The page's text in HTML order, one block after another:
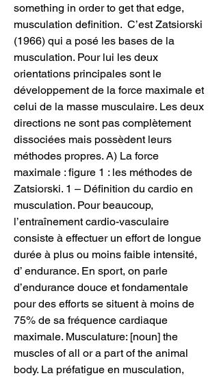
something in order to get that edge,
musculation definition.  C’est Zatsiorski
(1966) qui a posé les bases de la
musculation. Pour lui les deux
orientations principales sont le
développement de la force maximale et
celui de la masse musculaire. Les deux
directions ne sont pas complètement
dissociées mais possèdent leurs
méthodes propres. A) La force
maximale : figure 1 : les méthodes de
Zatsiorski. 1 – Définition du cardio en
musculation. Pour beaucoup,
l’entraînement cardio-vasculaire
consiste à effectuer un effort de longue
durée à plus ou moins faible intensité,
d’ endurance. En sport, on parle
d’endurance douce et fondamentale
pour des efforts se situent à moins de
75% de sa fréquence cardiaque
maximale. Musculature: [noun] the
muscles of all or a part of the animal
body. La préfatigue en musculation,